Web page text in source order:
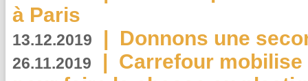
à Paris
13.12.2019 | Donnons une
26.11.2019 | Carrefour